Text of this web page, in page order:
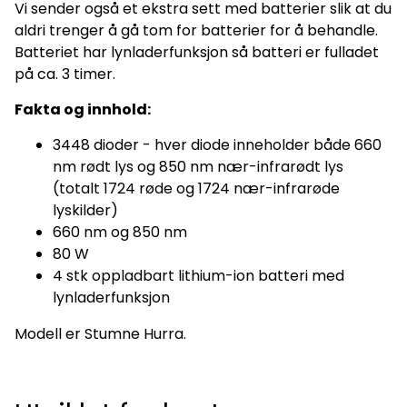
jobbe med i trening. Etter harde treningsøkter og løp velger
mange å bruke lysbehandling som en del av hestens
restitusjonsrutiner. For mange har dette blitt et naturlig
verktøy for å støtte hestens velvære, bevegelighet og
restitusjon gjennom hele sesongen. Noen travtrenere
forteller også at de opplever at hesten kommer raskere
tilbake i normal trening etter harde løp og krevende
treningsperioder.
Vi sender også et ekstra sett med batterier slik at du
aldri trenger å gå tom for batterier for å behandle.
Batteriet har lynladerfunksjon så batteri er fulladet
på ca. 3 timer.
Fakta og innhold:
3448 dioder - hver diode inneholder både 660
nm rødt lys og 850 nm nær-infrarødt lys
(totalt 1724 røde og 1724 nær-infrarøde
lyskilder)
660 nm og 850 nm
80 W
4 stk oppladbart lithium-ion batteri med
lynladerfunksjon
Modell er Stumne Hurra.